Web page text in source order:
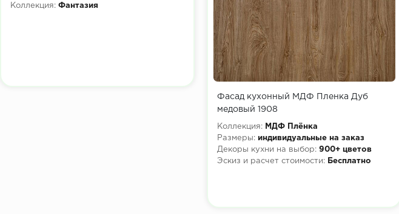
Коллекция: Фантазия
Фасад кухонный МДФ Пленка Дуб
медовый 1908
Коллекция:
МДФ Плёнка
Размеры: индивидуальные на заказ
Декоры кухни на выбор: 900+ цветов
Эскиз и расчет стоимости:
Бесплатно